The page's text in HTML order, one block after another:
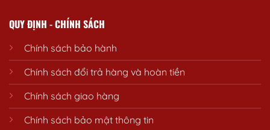
QUY ĐỊNH - CHÍNH SÁCH
Chính sách bảo hành
Chính sách đổi trả hàng và hoàn tiền
Chính sách giao hàng
Chính sách bảo mật thông tin